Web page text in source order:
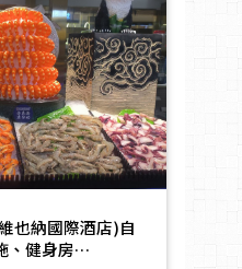
也納國際酒店)自
、健身房…